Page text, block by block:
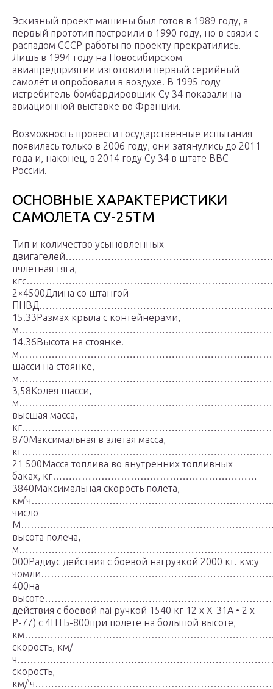
Эскизный проект машины был готов в 1989 году, а
первый прототип построили в 1990 году, но в связи с
распадом СССР работы по проекту прекратились.
Лишь в 1994 году на Новосибирском
авиапредприятии изготовили первый серийный
самолёт и опробовали в воздухе. В 1995 году
истребитель-бомбардировщик Су 34 показали на
авиационной выставке во Франции.
Возможность провести государственные испытания
появилась только в 2006 году, они затянулись до 2011
года и, наконец, в 2014 году Су 34 в штате ВВС
России.
ОСНОВНЫЕ ХАРАКТЕРИСТИКИ
САМОЛЕТА СУ-25ТМ
Тип и количество усыновленных
пчлетная тяга,
2×4500Длина со штангой
15.33Размах крыла с контейнерами,
14.36Высота на стоянке.
шасси на стоянке,
3,58Колея шасси,
высшая масса,
870Максимальная в злетая масса,
21 500Масса топлива во внутренних топливных
баках, кг………………………………………………………
3840Максимальная скорость полета,
число
высота полеча,
000Радиус действия с боевой нагрузкой 2000 кг. км:у
400на
действия с боевой nai ручкой 1540 кг 12 х X-31А • 2 х
Р-77) с 4ПТБ-800при полете на большой высоте,
скорость, км/
скорость,
км/